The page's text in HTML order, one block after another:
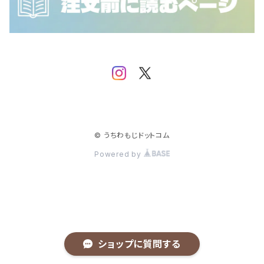
ショップに質問する
NCT WISH
SF9
TOMORROW X TOGETHER
iKON
© うちわもじドットコム
Powered by